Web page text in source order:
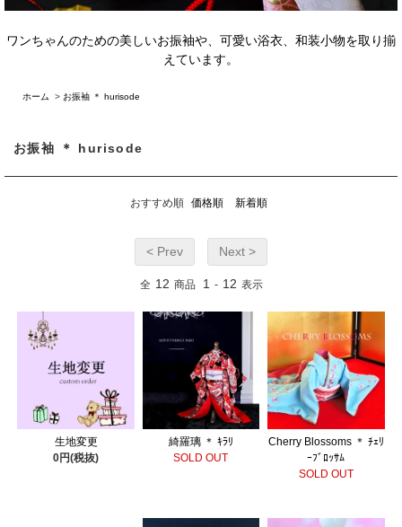
ワンちゃんのための美しいお振袖や、可愛い浴衣、和装小物を取り揃
えています。
ホーム > お振袖 ＊ hurisode
お振袖 ＊ hurisode
おすすめ順 価格順 新着順
< Prev Next >
全 12 商品 1 - 12 表示
生地変更
0円(税抜)
綺羅璃 ＊ ｷﾗﾘ
SOLD OUT
Cherry Blossoms ＊ ﾁｪﾘ
ｰﾌﾞﾛｯｻﾑ
SOLD OUT